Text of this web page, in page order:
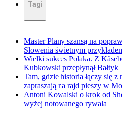
Tagi
Master Plany szansą na
Słowenia świetnym
Wielki sukces Polaka. Z
Kubkowski przepłynął Bałtyk
Tam, gdzie historia łączy się
zapraszają na rajd pieszy w
Antoni Kowalski o krok od
wyżej notowanego rywala